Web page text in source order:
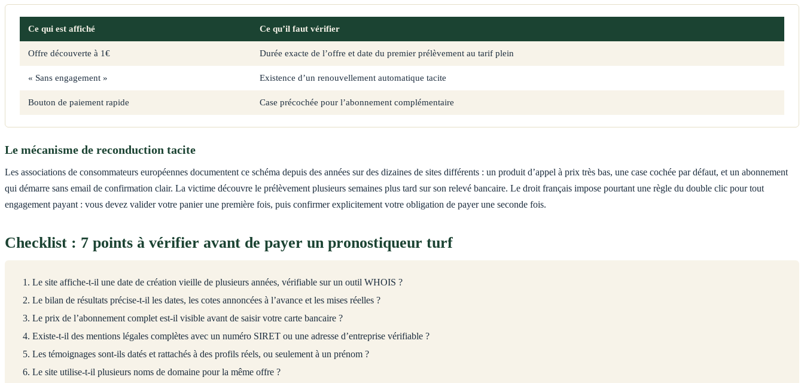
Ce qui est affiché Ce qu’il faut vérifier
Offre découverte à 1€ Durée exacte de l’offre et date du premier prélèvement au tarif plein
« Sans engagement » Existence d’un renouvellement automatique tacite
Bouton de paiement rapide Case précochée pour l’abonnement complémentaire
Le mécanisme de reconduction tacite
Les associations de consommateurs européennes documentent ce schéma depuis des années sur des dizaines de sites différents : un produit d’appel à prix très bas, une case cochée par défaut, et un abonnement
qui démarre sans email de confirmation clair. La victime découvre le prélèvement plusieurs semaines plus tard sur son relevé bancaire. Le droit français impose pourtant une règle du double clic pour tout
engagement payant : vous devez valider votre panier une première fois, puis confirmer explicitement votre obligation de payer une seconde fois.
Checklist : 7 points à vérifier avant de payer un pronostiqueur turf
Le site affiche-t-il une date de création vieille de plusieurs années, vérifiable sur un outil WHOIS ?
Le bilan de résultats précise-t-il les dates, les cotes annoncées à l’avance et les mises réelles ?
Le prix de l’abonnement complet est-il visible avant de saisir votre carte bancaire ?
Existe-t-il des mentions légales complètes avec un numéro SIRET ou une adresse d’entreprise vérifiable ?
Les témoignages sont-ils datés et rattachés à des profils réels, ou seulement à un prénom ?
Le site utilise-t-il plusieurs noms de domaine pour la même offre ?